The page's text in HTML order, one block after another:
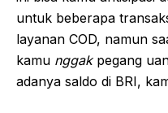
untuk beberapa
layanan COD, namun
kamu nggakpegang
adanya saldo di BRI,